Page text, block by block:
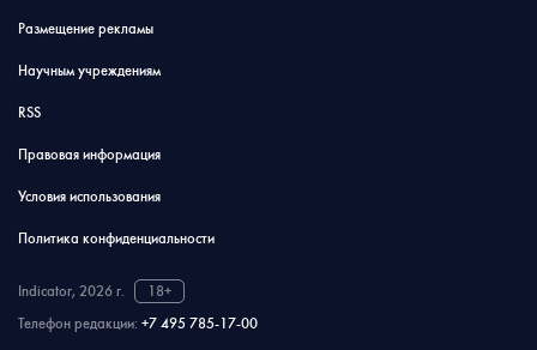
Размещение рекламы
Научным учреждениям
RSS
Правовая информация
Условия использования
Политика конфиденциальности
Indicator, 2026 г.
18+
Телефон редакции: +7 495 785-17-00